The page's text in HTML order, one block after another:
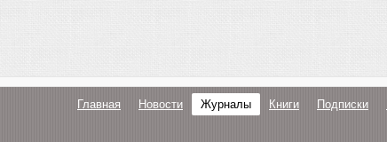
Главная Новости Журналы Книги Подписки